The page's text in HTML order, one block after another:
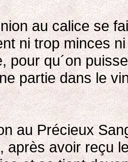
au calice se
ni trop minces
pour qu´on
partie dans le
au Précieux
après avoir reçu